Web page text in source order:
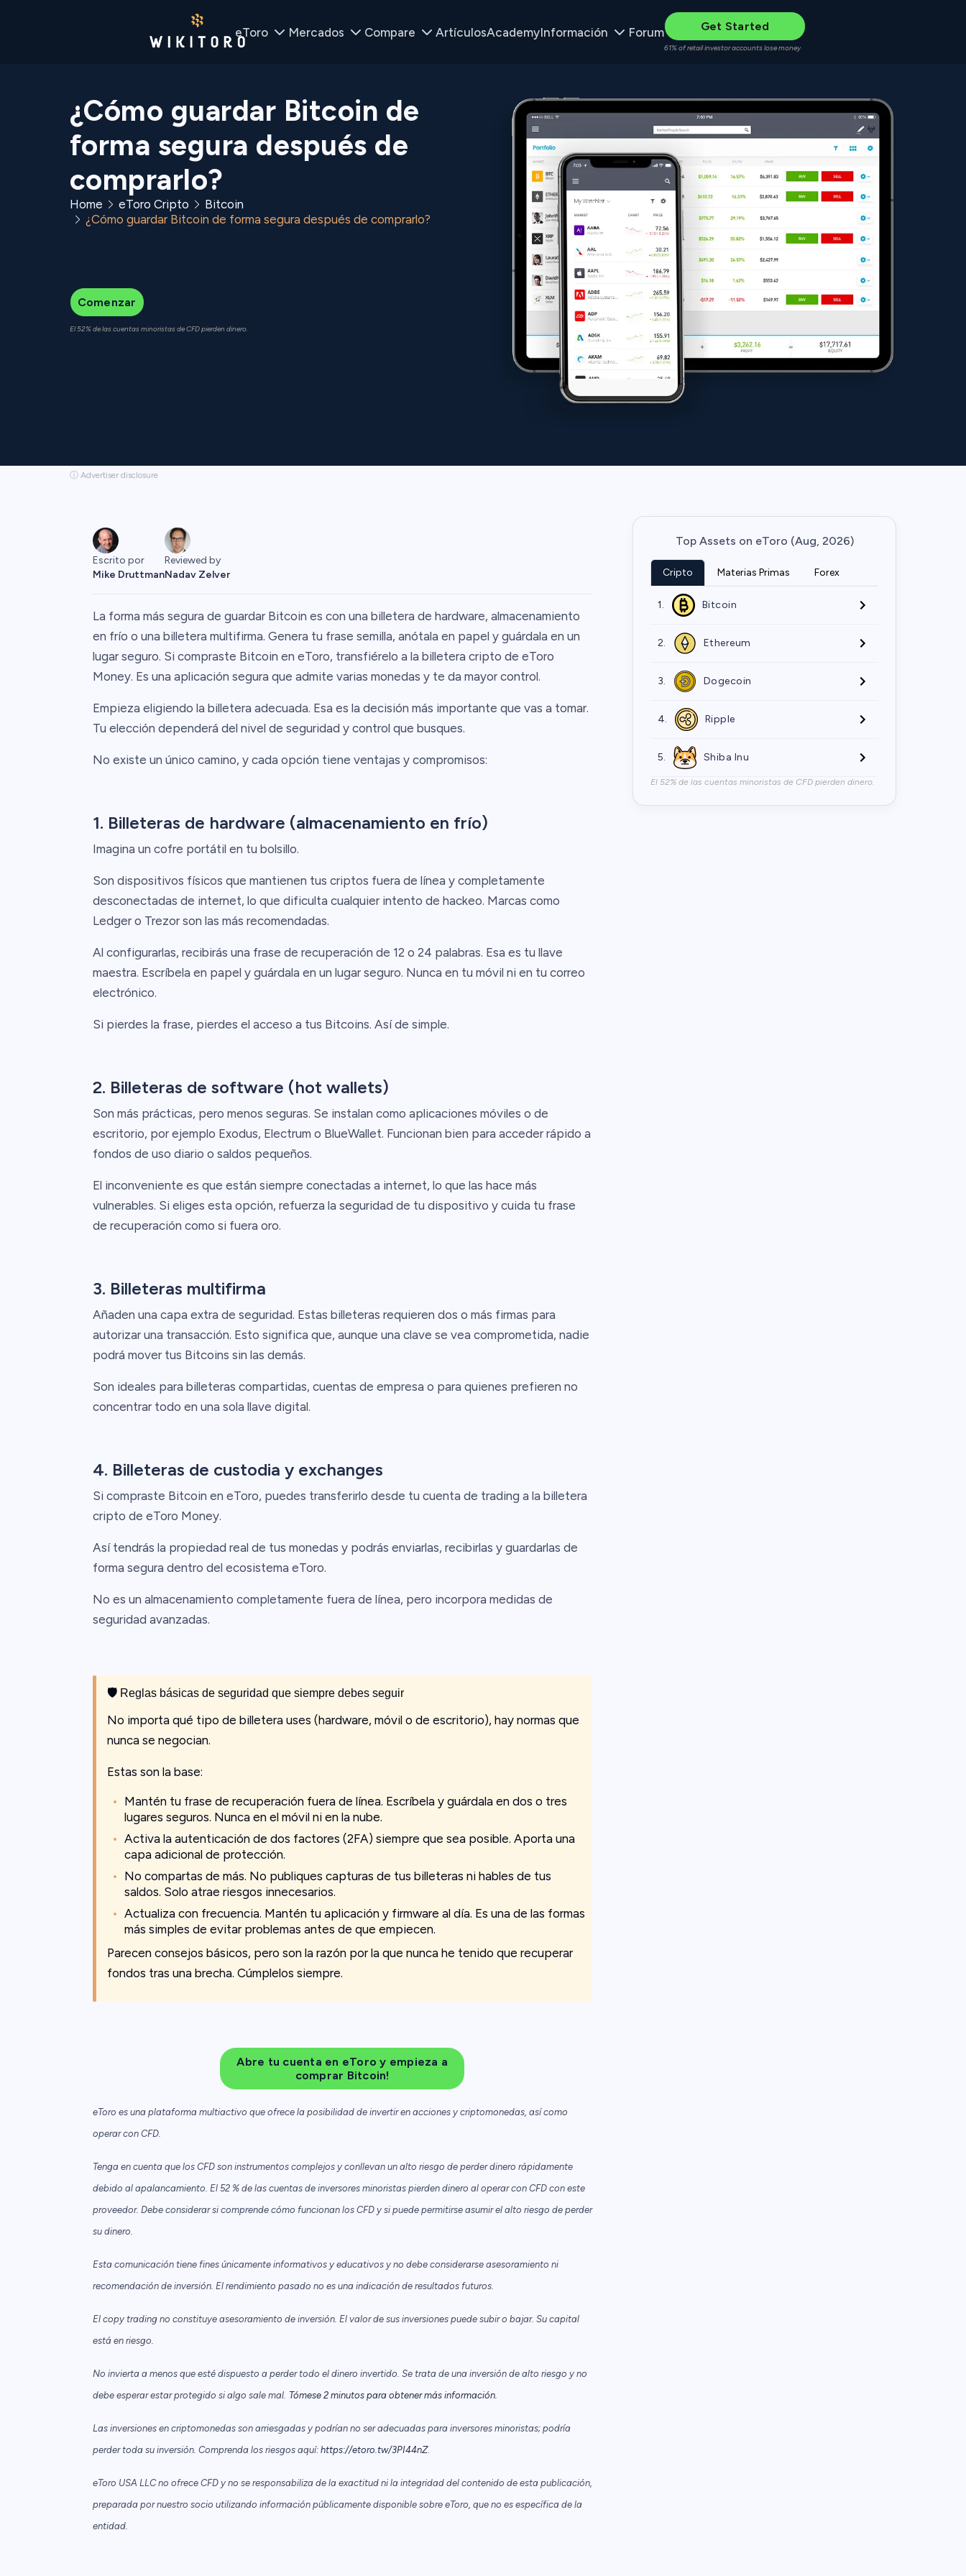
eToro Mercados Compare ArtículosAcademyInformación Forum Get Started
61% of retail investor accounts lose money
¿Cómo guardar Bitcoin de
forma segura después de
comprarlo?
Home eToro Cripto
Bitcoin
¿Cómo guardar Bitcoin de forma segura después de comprarlo?
Comenzar
El 52% de las cuentas minoristas de CFD pierden dinero.
ⓘ Advertiser disclosure
Escrito por
Mike Druttman
Reviewed by
Nadav Zelver
La forma más segura de guardar Bitcoin es con una billetera de hardware, almacenamiento
en frío o una billetera multifirma. Genera tu frase semilla, anótala en papel y guárdala en un
lugar seguro. Si compraste Bitcoin en eToro, transfiérelo a la billetera cripto de eToro
Money. Es una aplicación segura que admite varias monedas y te da mayor control.
Empieza eligiendo la billetera adecuada. Esa es la decisión más importante que vas a tomar.
Tu elección dependerá del nivel de seguridad y control que busques.
No existe un único camino, y cada opción tiene ventajas y compromisos:
1. Billeteras de hardware (almacenamiento en frío)
Imagina un cofre portátil en tu bolsillo.
Son dispositivos físicos que mantienen tus criptos fuera de línea y completamente
desconectadas de internet, lo que dificulta cualquier intento de hackeo. Marcas como
Ledger o Trezor son las más recomendadas.
Al configurarlas, recibirás una frase de recuperación de 12 o 24 palabras. Esa es tu llave
maestra. Escríbela en papel y guárdala en un lugar seguro. Nunca en tu móvil ni en tu correo
electrónico.
Si pierdes la frase, pierdes el acceso a tus Bitcoins. Así de simple.
2. Billeteras de software (hot wallets)
Son más prácticas, pero menos seguras. Se instalan como aplicaciones móviles o de
escritorio, por ejemplo Exodus, Electrum o BlueWallet. Funcionan bien para acceder rápido a
fondos de uso diario o saldos pequeños.
El inconveniente es que están siempre conectadas a internet, lo que las hace más
vulnerables. Si eliges esta opción, refuerza la seguridad de tu dispositivo y cuida tu frase
de recuperación como si fuera oro.
3. Billeteras multifirma
Añaden una capa extra de seguridad. Estas billeteras requieren dos o más firmas para
autorizar una transacción. Esto significa que, aunque una clave se vea comprometida, nadie
podrá mover tus Bitcoins sin las demás.
Son ideales para billeteras compartidas, cuentas de empresa o para quienes prefieren no
concentrar todo en una sola llave digital.
4. Billeteras de custodia y exchanges
Si compraste Bitcoin en eToro, puedes transferirlo desde tu cuenta de trading a la billetera
cripto de eToro Money.
Así tendrás la propiedad real de tus monedas y podrás enviarlas, recibirlas y guardarlas de
forma segura dentro del ecosistema eToro.
No es un almacenamiento completamente fuera de línea, pero incorpora medidas de
seguridad avanzadas.
🛡️ Reglas básicas de seguridad que siempre debes seguir
No importa qué tipo de billetera uses (hardware, móvil o de escritorio), hay normas que
nunca se negocian.
Estas son la base:
Mantén tu frase de recuperación fuera de línea. Escríbela y guárdala en dos o tres
lugares seguros. Nunca en el móvil ni en la nube.
Activa la autenticación de dos factores (2FA) siempre que sea posible. Aporta una
capa adicional de protección.
No compartas de más. No publiques capturas de tus billeteras ni hables de tus
saldos. Solo atrae riesgos innecesarios.
Actualiza con frecuencia. Mantén tu aplicación y firmware al día. Es una de las formas
más simples de evitar problemas antes de que empiecen.
Parecen consejos básicos, pero son la razón por la que nunca he tenido que recuperar
fondos tras una brecha. Cúmplelos siempre.
Abre tu cuenta en eToro y empieza a
comprar Bitcoin!
eToro es una plataforma multiactivo que ofrece la posibilidad de invertir en acciones y criptomonedas, así como
operar con CFD.
Tenga en cuenta que los CFD son instrumentos complejos y conllevan un alto riesgo de perder dinero rápidamente
debido al apalancamiento. El 52 % de las cuentas de inversores minoristas pierden dinero al operar con CFD con este
proveedor. Debe considerar si comprende cómo funcionan los CFD y si puede permitirse asumir el alto riesgo de perder
su dinero.
Esta comunicación tiene fines únicamente informativos y educativos y no debe considerarse asesoramiento ni
recomendación de inversión. El rendimiento pasado no es una indicación de resultados futuros.
El copy trading no constituye asesoramiento de inversión. El valor de sus inversiones puede subir o bajar. Su capital
está en riesgo.
No invierta a menos que esté dispuesto a perder todo el dinero invertido. Se trata de una inversión de alto riesgo y no
debe esperar estar protegido si algo sale mal. Tómese 2 minutos para obtener más información.
Las inversiones en criptomonedas son arriesgadas y podrían no ser adecuadas para inversores minoristas; podría
perder toda su inversión. Comprenda los riesgos aquí: https://etoro.tw/3PI44nZ.
eToro USA LLC no ofrece CFD y no se responsabiliza de la exactitud ni la integridad del contenido de esta publicación,
preparada por nuestro socio utilizando información públicamente disponible sobre eToro, que no es específica de la
entidad.
Top Assets on eToro (Aug, 2026)
Cripto Materias Primas Forex
1. Bitcoin
2. Ethereum
3. Dogecoin
4. Ripple
5. Shiba Inu
El 52% de las cuentas minoristas de CFD pierden dinero.